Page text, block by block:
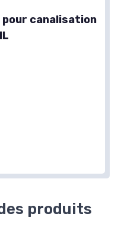
pour canalisation
produits